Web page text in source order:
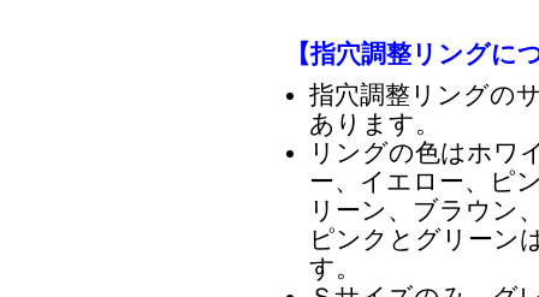
【指穴調整リングに
指穴調整リングの
あります。
リングの色はホワ
ー、イエロー、ピ
リーン、ブラウン
ピンクとグリーン
す。